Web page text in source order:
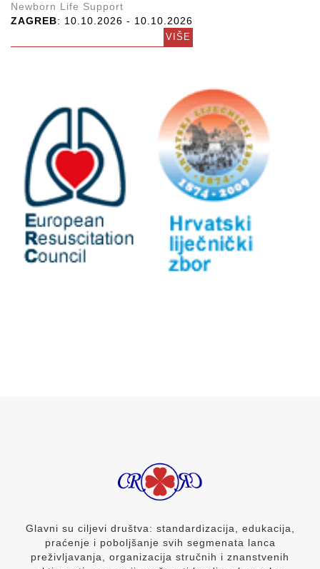
Newborn Life Support
ZAGREB: 10.10.2026 - 10.10.2026
VIŠE
Glavni su ciljevi društva: standardizacija, edukacija,
praćenje i poboljšanje svih segmenata lanca
preživljavanja, organizacija stručnih i znanstvenih